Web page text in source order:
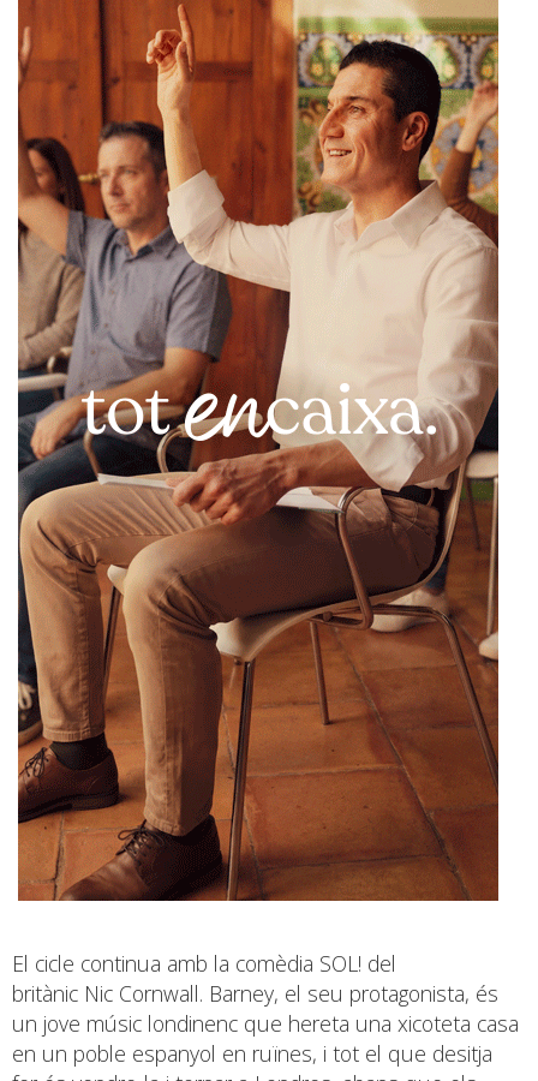
El cicle continua amb la comèdia SOL! del
britànic Nic Cornwall. Barney, el seu protagonista, és
un jove músic londinenc que hereta una xicoteta casa
en un poble espanyol en ruïnes, i tot el que desitja